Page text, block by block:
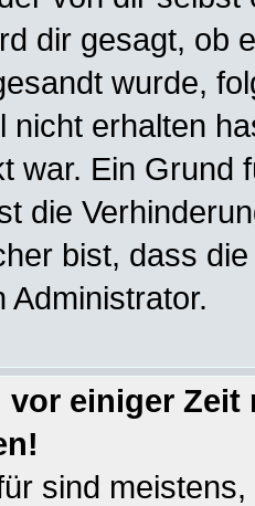
dir gesagt, ob
wurde,
nicht erhalten
war. Ein Grund
die
bist, dass
Administrator.
vor einiger
sind